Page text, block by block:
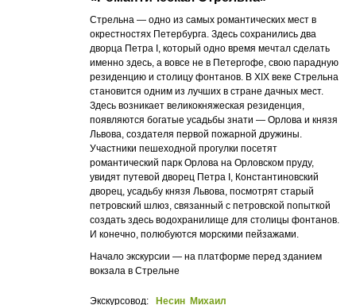
Стрельна — одно из самых романтических мест в
окрестностях Петербурга. Здесь сохранились два
дворца Петра I, который одно время мечтал сделать
именно здесь, а вовсе не в Петергофе, свою парадную
резиденцию и столицу фонтанов. В XIX веке Стрельна
становится одним из лучших в стране дачных мест.
Здесь возникает великокняжеская резиденция,
появляются богатые усадьбы знати — Орлова и князя
Львова, создателя первой пожарной дружины.
Участники пешеходной прогулки посетят
романтический парк Орлова на Орловском пруду,
увидят путевой дворец Петра I, Константиновский
дворец, усадьбу князя Львова, посмотрят старый
петровский шлюз, связанный с петровской попыткой
создать здесь водохранилище для столицы фонтанов.
И конечно, полюбуются морскими пейзажами.
Начало экскурсии — на платформе перед зданием
вокзала в Стрельне
Экскурсовод: Несин Михаил